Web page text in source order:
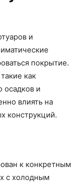
и
покрытие.
как
осадков и
влиять на
конструкций.
к конкретным
с холодным